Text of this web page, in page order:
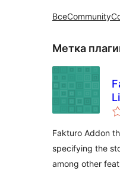
ВсеCommunity
Метка
Fakturo Addon
specifying the
among other